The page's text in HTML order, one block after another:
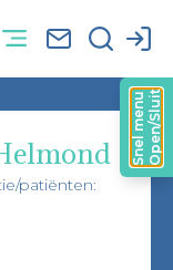
patiënten:
Open/Sluit
Snel menu